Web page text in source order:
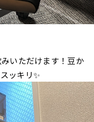
いただけます！豆か
ッキリ✨